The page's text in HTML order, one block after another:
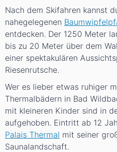
Nach dem Skifahren kannst
nahegelegenen
entdecken. Der 1250 Meter
bis zu 20 Meter über dem
einer spektakulären
Riesenrutsche.
Wer es lieber etwas ruhiger
Thermalbädern in Bad
mit kleineren Kinder sind in
aufgehoben. Eintritt ab 12
Palais Thermal mit seiner
Saunalandschaft.